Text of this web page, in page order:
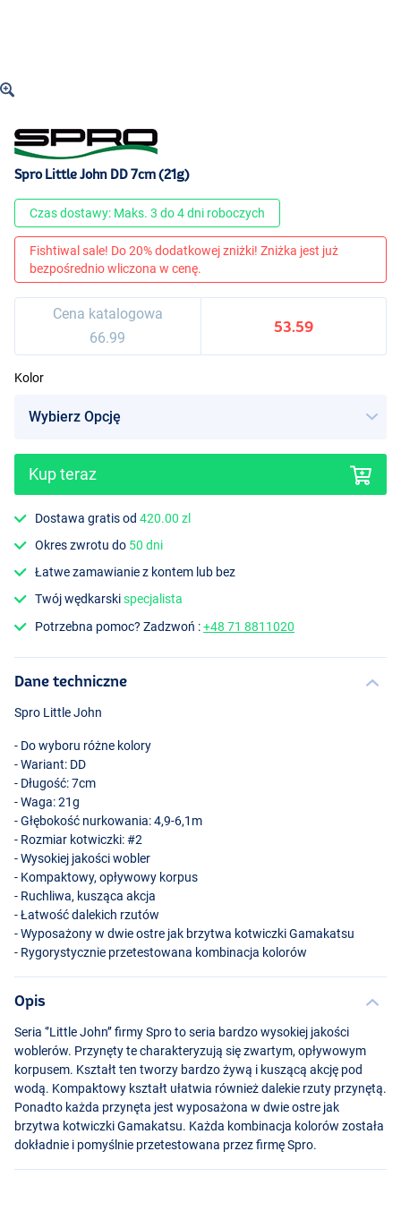
Spro Little John DD 7cm (21g)
Czas dostawy: Maks. 3 do 4 dni roboczych
Fishtiwal sale! Do 20% dodatkowej zniżki! Zniżka jest już
bezpośrednio wliczona w cenę.
Cena katalogowa
66.99
53.59
Kolor
Kup teraz
Dostawa gratis od420.00 zl
Okres zwrotu do 50 dni
Łatwe zamawianie z kontem lub bez
Twój wędkarskispecjalista
Potrzebna pomoc? Zadzwoń :+48 71 8811020
Dane techniczne
Spro Little John
- Do wyboru różne kolory
- Wariant: DD
- Długość: 7cm
- Waga: 21g
- Głębokość nurkowania: 4,9-6,1m
- Rozmiar kotwiczki: #2
- Wysokiej jakości wobler
- Kompaktowy, opływowy korpus
- Ruchliwa, kusząca akcja
- Łatwość dalekich rzutów
- Wyposażony w dwie ostre jak brzytwa kotwiczki Gamakatsu
- Rygorystycznie przetestowana kombinacja kolorów
Opis
Seria ‘’Little John’’ firmy Spro to seria bardzo wysokiej jakości
woblerów. Przynęty te charakteryzują się zwartym, opływowym
korpusem. Kształt ten tworzy bardzo żywą i kuszącą akcję pod
wodą. Kompaktowy kształt ułatwia również dalekie rzuty przynętą.
Ponadto każda przynęta jest wyposażona w dwie ostre jak
brzytwa kotwiczki Gamakatsu. Każda kombinacja kolorów została
dokładnie i pomyślnie przetestowana przez firmę Spro.